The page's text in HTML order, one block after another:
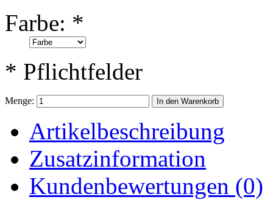
Farbe: *
* Pflichtfelder
Menge: In den Warenkorb
Artikelbeschreibung
Zusatzinformation
Kundenbewertungen (0)